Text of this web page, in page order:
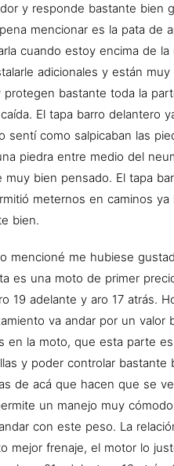
y responde bastante bien
mencionar es la pata de
cuando estoy encima de
adicionales y están
protegen bastante toda la
El tapa barro delantero
sentí como salpicaban las
piedra entre medio del
muy bien pensado. El tapa
meternos en caminos
bien.
mencioné me hubiese
es una moto de primer
19 adelante y aro 17 atrás.
va andar por un valor
en la moto, que esta parte
y poder controlar
de acá que hacen que se
un manejo muy
con este peso. La
mejor frenaje, el motor lo